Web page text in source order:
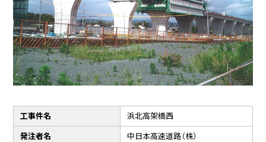
工事件名
浜北高架橋西
発注者名
中日本高速道路（株）